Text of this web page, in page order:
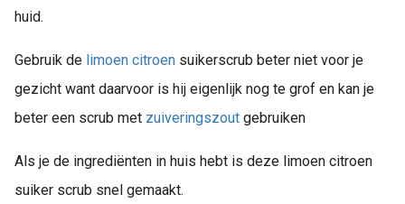
huid.
Gebruik de limoen citroen suikerscrub beter niet voor je
gezicht want daarvoor is hij eigenlijk nog te grof en kan je
beter een scrub met zuiveringszout gebruiken
Als je de ingrediënten in huis hebt is deze limoen citroen
suiker scrub snel gemaakt.